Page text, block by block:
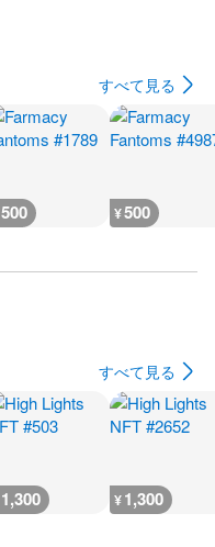
すべて見る
500 ¥500
すべて見る
1,300 ¥1,300